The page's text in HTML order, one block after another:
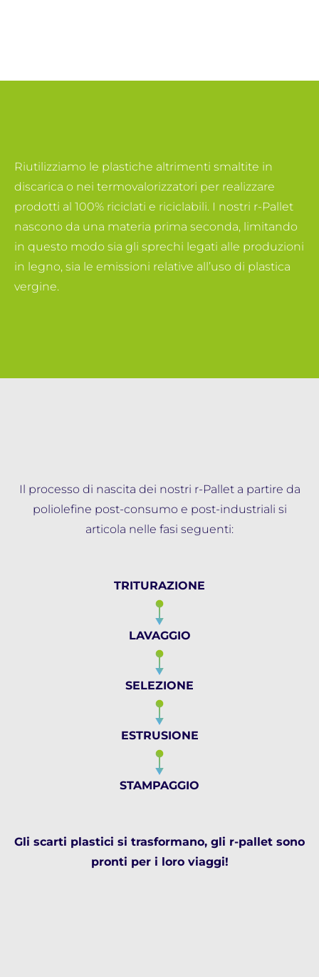
Riutilizziamo le plastiche altrimenti smaltite in
discarica o nei termovalorizzatori per realizzare
prodotti al 100% riciclati e riciclabili. I nostri r-Pallet
nascono da una materia prima seconda, limitando
in questo modo sia gli sprechi legati alle produzioni
in legno, sia le emissioni relative all’uso di plastica
vergine.
Il processo di nascita dei nostri r-Pallet a partire da
poliolefine post-consumo e post-industriali si
articola nelle fasi seguenti:
TRITURAZIONE
LAVAGGIO
SELEZIONE
ESTRUSIONE
STAMPAGGIO
Gli scarti plastici si trasformano, gli r-pallet sono
pronti per i loro viaggi!